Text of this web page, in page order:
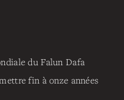
du Falun Dafa
fin à onze années